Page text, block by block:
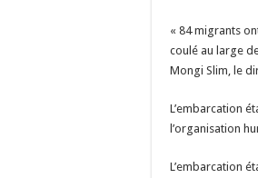
« 84 migrants
coulé au large
Mongi Slim, le
L’embarcation
l’organisation
L’embarcation